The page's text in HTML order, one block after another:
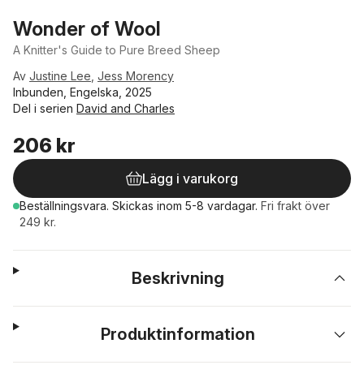
Wonder of Wool
A Knitter's Guide to Pure Breed Sheep
Av Justine Lee Jess Morency
Inbunden, Engelska, 2025
Del i serien David and Charles
206 kr
Lägg i varukorg
Beställningsvara. Skickas inom 5-8 vardagar. Fri frakt över
249 kr.
Beskrivning
Produktinformation